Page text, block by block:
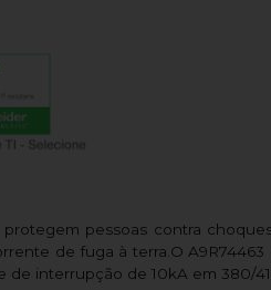
pessoas contra
de fuga à terra.O
interrupção de 10kA em 380/